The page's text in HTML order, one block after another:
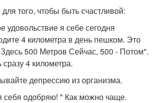
того, чтобы быть счастливой:
удовольствие я себе сегодня
4 километра в день пешком. Это
500 Метров Сейчас, 500 - Потом".
4 километра.
депрессию из организма.
себя одобряю! " Как можно чаще.